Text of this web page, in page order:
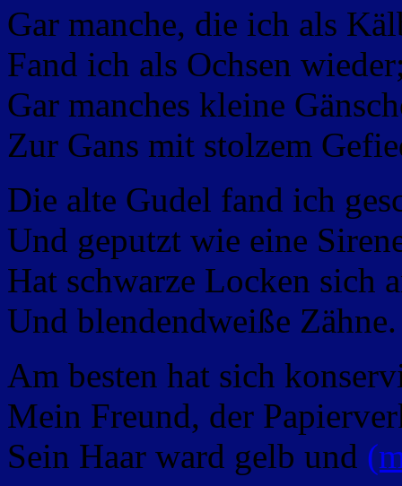
Gar manche, die ich als
Fand ich als Ochsen
Gar manches kleine
Zur Gans mit stolzem
Die alte Gudel fand ich
Und geputzt wie eine
Hat schwarze Locken sich
Und blendendweiße Zähne.
Am besten hat sich
Mein Freund, der
Sein Haar ward gelb und